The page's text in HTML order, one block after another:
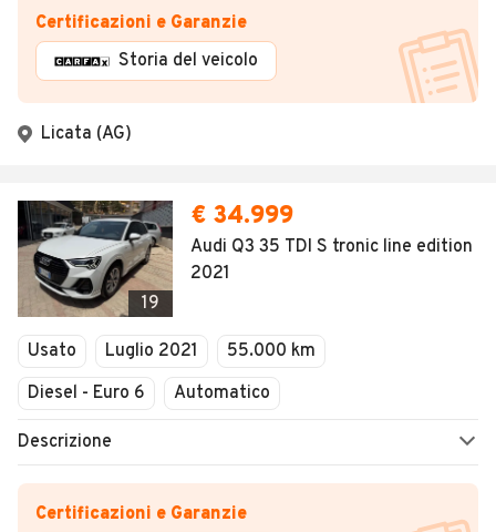
Certificazioni e Garanzie
Storia del veicolo
Licata (AG)
19
€ 34.999
Audi Q3 35 TDI S tronic line edition
2021
Usato Luglio 2021
55.000 km
Diesel - Euro 6
Automatico
Descrizione
Certificazioni e Garanzie